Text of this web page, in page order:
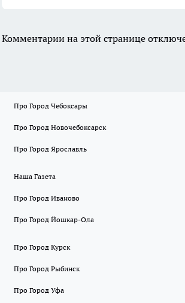
Комментарии на этой странице
Про Город Чебоксары
Про Город Новочебоксарск
Про Город Ярославль
Наша Газета
Про Город Иваново
Про Город Йошкар-Ола
Про Город Курск
Про Город Рыбинск
Про Город Уфа